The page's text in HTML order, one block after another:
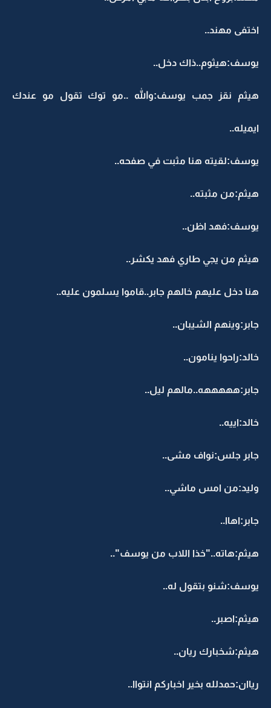
اختفى مهند..
يوسف:هيثوم..ذاك دخل..
هيثم نقز جمب يوسف:والله ..مو توك تقول مو عندك
ايميله..
يوسف:لقيته هنا مثبت في صفحه..
هيثم:من مثبته..
يوسف:فهد اظن..
هيثم من يجي طاري فهد يكشر..
هنا دخل عليهم خالهم جابر..قاموا يسلمون عليه..
جابر:وينهم الشيبان..
خالد:راحوا ينامون..
جابر:هههههه..مالهم ليل..
خالد:اييه..
جابر جلس:نواف مشى..
وليد:من امس ماشي..
جابر:اهاا..
هيثم:هاته.."خذا اللاب من يوسف"..
يوسف:شنو بتقول له..
هيثم:اصبر..
هيثم:شخبارك ريان..
رياان:حمدلله بخير اخباركم انتواا..